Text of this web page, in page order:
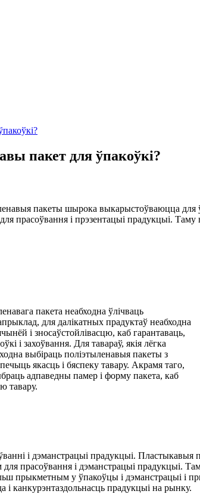
пакет для ўпакоўкі?
пакеты шырока выкарыстоўваюцца для
прасоўвання і прэзентацыі прадукцыі.
пакета неабходна ўлічваць
для далікатных прадуктаў неабходна
і зносаўстойлівасцю, каб гарантаваць,
і захоўвання. Для тавараў, якія лёгка
выбіраць поліэтыленавыя пакеты з
якасць і бяспеку тавару. Акрамя таго,
адпаведны памер і форму пакета, каб
тавару.
і дэманстрацыі прадукцыі.
прасоўвання і дэманстрацыі прадукцыі.
прыкметным у ўпакоўцы і дэманстрацыі і
канкурэнтаздольнасць прадукцыі на рынку.